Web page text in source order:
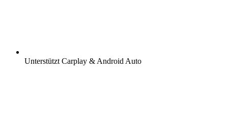
Unterstützt Carplay & Android Auto